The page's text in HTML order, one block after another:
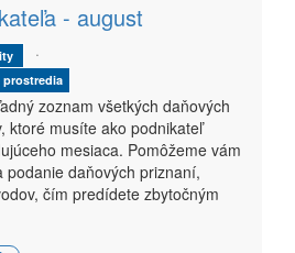
- august
prostredia
zoznam všetkých daňových
ktoré musíte ako podnikateľ
mesiaca. Pomôžeme vám
podanie daňových priznaní,
čím predídete zbytočným